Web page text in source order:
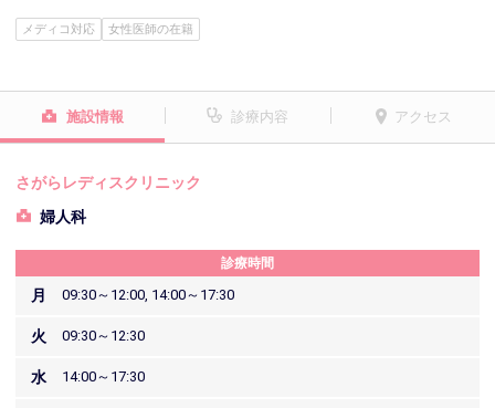
メディコ対応 女性医師の在籍
施設情報 診療内容 アクセス
さがらレディスクリニック
婦人科
診療時間
月 09:30～12:00, 14:00～17:30
火 09:30～12:30
水 14:00～17:30